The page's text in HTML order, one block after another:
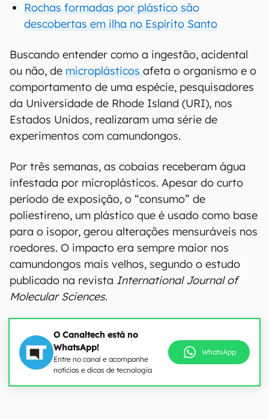
Rochas formadas por plástico são
descobertas em ilha no Espírito Santo
Buscando entender como a ingestão, acidental
ou não, de microplásticos afeta o organismo e o
comportamento de uma espécie, pesquisadores
da Universidade de Rhode Island (URI), nos
Estados Unidos, realizaram uma série de
experimentos com camundongos.
Por três semanas, as cobaias receberam água
infestada por microplásticos. Apesar do curto
período de exposição, o “consumo” de
poliestireno, um plástico que é usado como base
para o isopor, gerou alterações mensuráveis nos
roedores. O impacto era sempre maior nos
camundongos mais velhos, segundo o estudo
publicado na revista International Journal of
Molecular Sciences.
O Canaltech está no
WhatsApp!
Entre no canal e acompanhe
notícias e dicas de tecnologia
WhatsApp